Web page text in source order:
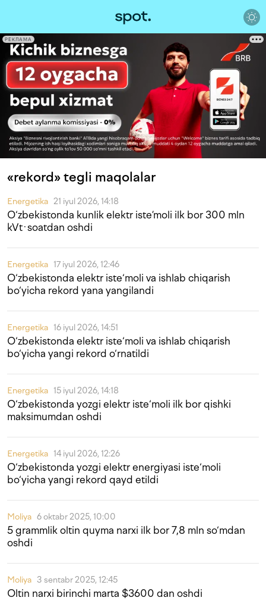
РЕКЛАМА
«rekord» tegli maqolalar
Energetika 21 iyul 2026, 14:18
O‘zbekistonda kunlik elektr iste’moli ilk bor 300 mln
kVt·soatdan oshdi
Energetika 17 iyul 2026, 12:46
O‘zbekistonda elektr iste‘moli va ishlab chiqarish
bo‘yicha rekord yana yangilandi
Energetika 16 iyul 2026, 14:51
O‘zbekistonda elektr iste‘moli va ishlab chiqarish
bo‘yicha yangi rekord o‘rnatildi
Energetika 15 iyul 2026, 14:18
O‘zbekistonda yozgi elektr iste‘moli ilk bor qishki
maksimumdan oshdi
Energetika 14 iyul 2026, 12:26
O‘zbekistonda yozgi elektr energiyasi iste‘moli
bo‘yicha yangi rekord qayd etildi
Moliya 6 oktabr 2025, 10:00
5 grammlik oltin quyma narxi ilk bor 7,8 mln so‘mdan
oshdi
Moliya 3 sentabr 2025, 12:45
Oltin narxi birinchi marta $3600 dan oshdi